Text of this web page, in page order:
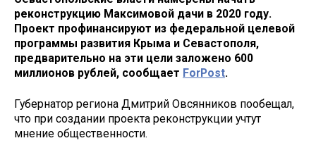
реконструкцию Максимовой дачи в 2020 году.
Проект профинансируют из федеральной целевой
программы развития Крыма и Севастополя,
предварительно на эти цели заложено 600
миллионов рублей, сообщает ForPost.
Губернатор региона Дмитрий Овсянников пообещал,
что при создании проекта реконструкции учтут
мнение общественности.